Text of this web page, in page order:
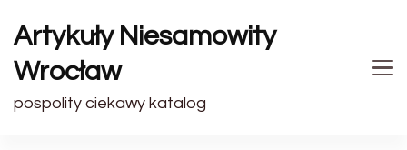
Artykuły Niesamowity
Wrocław
pospolity ciekawy katalog